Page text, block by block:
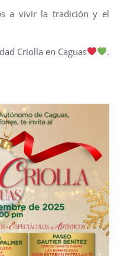
a vivir la tradición y el
Criolla en Caguas
.